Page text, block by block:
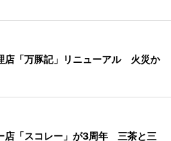
店「万豚記」リニューアル 火災か
店「スコレー」が3周年 三茶と三